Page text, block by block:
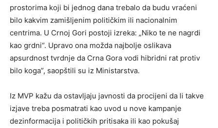
prostorima koji bi jednog dana trebalo da budu vraćeni
bilo kakvim zamišljenim političkim ili nacionalnim
centrima. U Crnoj Gori postoji izreka: „Niko te ne nagrdi
kao grdni“. Upravo ona možda najbolje oslikava
apsurdnost tvrdnje da Crna Gora vodi hibridni rat protiv
bilo koga”, saopštili su iz Ministarstva.
Iz MVP kažu da ostavljaju javnosti da procijeni da li takve
izjave treba posmatrati kao uvod u nove kampanje
dezinformacija i političkih pritisaka ili kao pokušaj